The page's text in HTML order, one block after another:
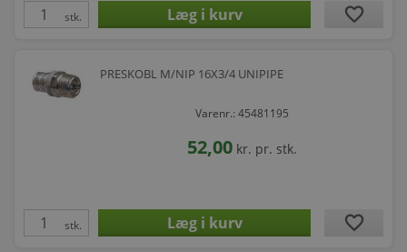
stk. favorite
PRESKOBL M/NIP 16X3/4 UNIPIPE
Varenr.: 45481195
52,00 kr. pr. stk.
stk. favorite